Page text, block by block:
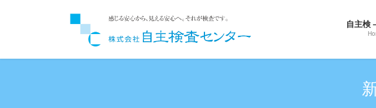
ツ
シ
自主検